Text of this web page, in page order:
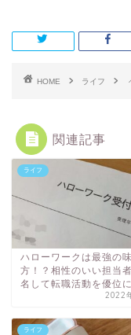
HOME ライフ
関連記事
ライフ
ハローワークは最強の味
方！？相性のいい担当
名して転職活動を優位
2022
ライフ